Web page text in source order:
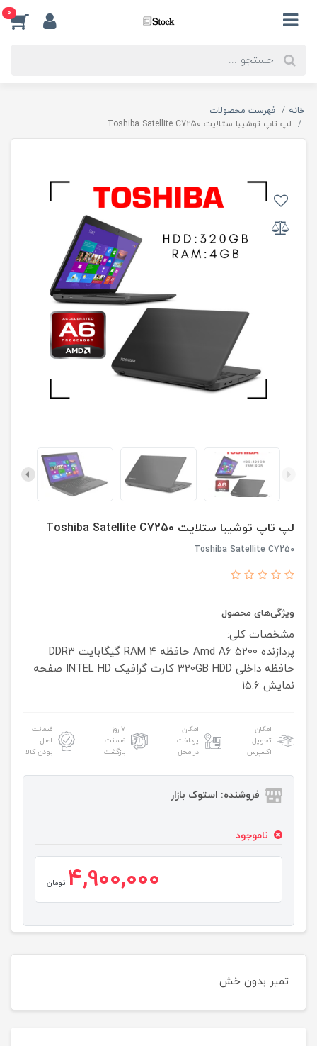
0
خانه
فهرست محصولات
لپ تاپ توشیبا ستلایت Toshiba Satellite C7250
لپ تاپ توشیبا ستلایت Toshiba Satellite C7250
Toshiba Satellite C7250
ویژگی‌های محصول
مشخصات کلی:
پردازنده Amd A6 5200 حافظه RAM 4 گیگابایت DDR3
حافظه داخلی 320GB HDD کارت گرافیک INTEL HD صفحه
نمایش 15.6
امکان
تحویل
اکسپرس
امکان
پرداخت
در محل
۷ روز
ضمانت
بازگشت
ضمانت
اصل
بودن کالا
فروشنده: استوک بازار
ناموجود
4,900,000 تومان
تمیر بدون خش